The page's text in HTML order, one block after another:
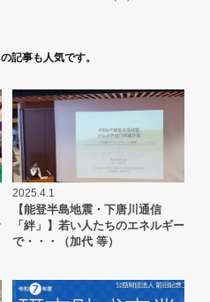
記事も人気です。
2025.4.1
【能登半島地震・下唐川通信
「絆」】若い人たちのエネルギー
で・・・（加代 等）